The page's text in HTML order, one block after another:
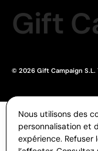
Gift
© 2026 Gift Campaign
Nous utilisons des
personnalisation et
expérience.